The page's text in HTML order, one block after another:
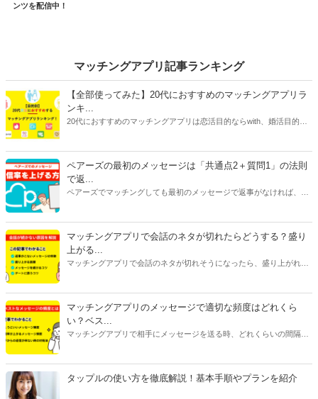
ンツを配信中！
マッチングアプリ記事ランキング
【全部使ってみた】20代におすすめのマッチングアプリラ
ンキ...
20代におすすめのマッチングアプリは恋活目的ならwith、婚活目的な
金にも注目してください。特に料金はアプリで異なることが多いで
す。恋活アプリは女性が無料で男性が有料のものが多く、婚活アプリ
は男女ともに料金がかかるものがほとんどです。
ペアーズの最初のメッセージは「共通点2＋質問1」の法則
で返...
ペアーズでマッチングしても最初のメッセージで返事がなければ、会
マッチングアプリで会話のネタが切れたらどうする？盛り
上がる...
マッチングアプリで会話のネタが切れそうになったら、盛り上がれる
る人はぜひ参考にしてみてくださいね。
マッチングアプリのメッセージで適切な頻度はどれくら
い？ベス...
マッチングアプリで相手にメッセージを送る時、どれくらいの間隔や
い回数などをご紹介します。
タップルの使い方を徹底解説！基本手順やプランを紹介